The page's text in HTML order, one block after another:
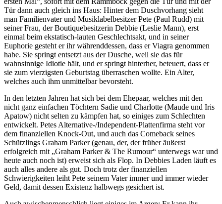
Tür dann auch gleich ins Haus: Hinter dem Duschvorhang sieht
man Familienvater und Musiklabelbesitzer Pete (Paul Rudd) mit
seiner Frau, der Boutiquebesitzerin Debbie (Leslie Mann), erst
einmal beim ekstatisch-lauten Geschlechtsakt, und in seiner
Euphorie gesteht er ihr währenddessen, dass er Viagra genommen
habe. Sie springt entsetzt aus der Dusche, weil sie das für
wahnsinnige Idiotie hält, und er springt hinterher, beteuert, dass er
sie zum vierzigsten Geburtstag überraschen wollte. Ein Alter,
welches auch ihm unmittelbar bevorsteht.
In den letzten Jahren hat sich bei dem Ehepaar, welches mit den
nicht ganz einfachen Töchtern Sadie und Charlotte (Maude und Iris
Apatow) nicht selten zu kämpfen hat, so einiges zum Schlechten
entwickelt. Petes Alternative-/Independent-Plattenfirma steht vor
dem finanziellen Knock-Out, und auch das Comeback seines
Schützlings Graham Parker (genau, der, der früher äußerst
erfolgreich mit „Graham Parker & The Rumour“ unterwegs war und
heute auch noch ist) erweist sich als Flop. In Debbies Laden läuft es
auch alles andere als gut. Doch trotz der finanziellen
Schwierigkeiten leiht Pete seinem Vater immer und immer wieder
Geld, damit dessen Existenz halbwegs gesichert ist.